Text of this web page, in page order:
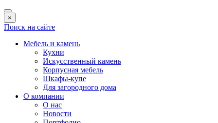
×
Поиск на сайте
Мебель и камень
Кухни
Искусственный камень
Корпусная мебель
Шкафы-купе
Для загородного дома
О компании
О нас
Новости